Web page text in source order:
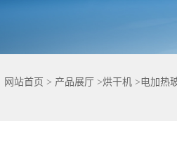
网站首页 > 产品展厅 >烘干机 >电加热